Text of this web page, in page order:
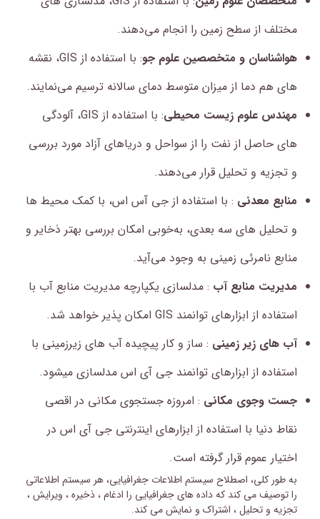
مختلف از سطح زمین را انجام می‌دهند.
هواشناسان و متخصصین علوم جو
: با استفاده از GIS، نقشه
های هم دما از میزان متوسط دمای سالانه ترسیم می‌نمایند.
مهندس علوم زیست محیطی
: با استفاده از GIS، آلودگی
های حاصل از نفت را از سواحل و دریاهای آزاد مورد بررسی
و تجزیه و تحلیل قرار می‌دهند.
منابع معدنی : با استفاده از جی آس اس، با کمک محیط ها
و تحلیل های سه بعدی، به‌خوبی امکان بررسی بهتر ذخایر و
منابع نامرئی زمینی به وجود می‌آید.
مدیریت منابع آب : مدلسازی یکپارچه مدیریت منابع آب با
استفاده از ابزارهای توانمند GIS امکان پذیر خواهد شد.
آب های زیر زمینی : ساز و کار پیچیده آب های زیرزمینی با
استفاده از ابزارهای توانمند جی آی اس مدلسازی میشود.
جست وجوی مکانی : امروزه جستجوی مکانی در اقصی
نقاط دنیا با استفاده از ابزارهای اینترنتی جی آی اس در
اختیار عموم قرار گرفته است.
به طور کلی، اصطلاح سیستم اطلاعات جغرافیایی، هر سیستم اطلاعاتی
را توصیف می کند که داده های جغرافیایی را ادغام ، ذخیره ، ویرایش ،
تجزیه و تحلیل ، اشتراک و نمایش می کند.